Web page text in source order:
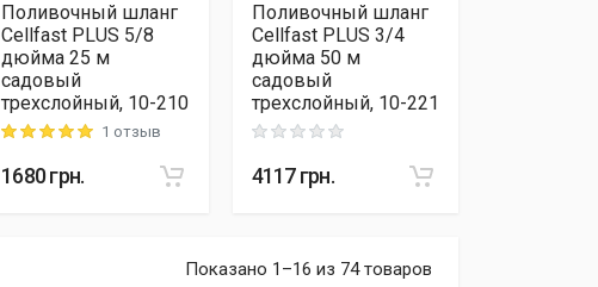
Поливочный шланг
Cellfast PLUS 5/8
дюйма 25 м
садовый
трехслойный, 10-210
Rating: 5 out of 51 отзыв
1680грн.
Поливочный шланг
Cellfast PLUS 3/4
дюйма 50 м
садовый
трехслойный, 10-221
Rating: 0 out of 5
4117 грн.
Показано 1–16 из 74 товаров